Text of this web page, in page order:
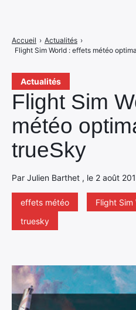
Actualités
Flight Sim
météo
trueSky
Par Julien Barthet , le 2 août
effets météo Flight Sim
truesky
Accueil › Actualités ›
Flight Sim World : effets météo